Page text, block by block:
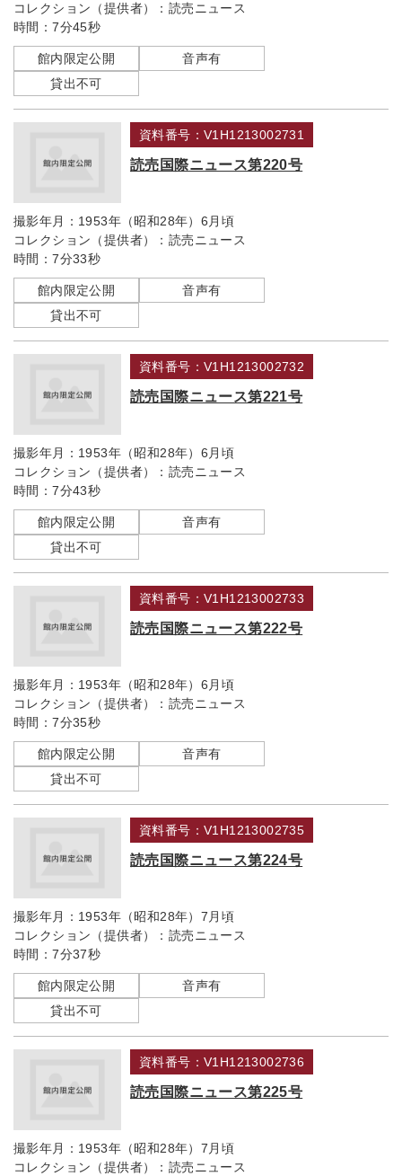
コレクション（提供者）： 読売ニュース
時間：7分45秒
館内限定公開
音声有
貸出不可
資料番号：V1H1213002731
読売国際ニュース第220号
撮影年月： 1953年（昭和28年）6月頃
コレクション（提供者）： 読売ニュース
時間：7分33秒
館内限定公開
音声有
貸出不可
資料番号：V1H1213002732
読売国際ニュース第221号
撮影年月： 1953年（昭和28年）6月頃
コレクション（提供者）： 読売ニュース
時間：7分43秒
館内限定公開
音声有
貸出不可
資料番号：V1H1213002733
読売国際ニュース第222号
撮影年月： 1953年（昭和28年）6月頃
コレクション（提供者）： 読売ニュース
時間：7分35秒
館内限定公開
音声有
貸出不可
資料番号：V1H1213002735
読売国際ニュース第224号
撮影年月： 1953年（昭和28年）7月頃
コレクション（提供者）： 読売ニュース
時間：7分37秒
館内限定公開
音声有
貸出不可
資料番号：V1H1213002736
読売国際ニュース第225号
撮影年月： 1953年（昭和28年）7月頃
コレクション（提供者）： 読売ニュース